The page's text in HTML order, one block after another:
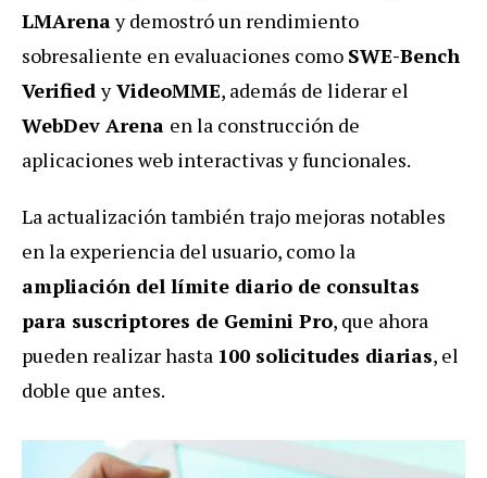
LMArenay demostró un rendimiento
sobresaliente en evaluaciones como SWE-Bench
VerifiedyVideoMME, además de liderar el
WebDev Arena en la construcción de
aplicaciones web interactivas y funcionales.
La actualización también trajo mejoras notables
en la experiencia del usuario, como la
ampliación del límite diario de consultas
para suscriptores de Gemini Pro, que ahora
pueden realizar hasta 100 solicitudes diarias, el
doble que antes.